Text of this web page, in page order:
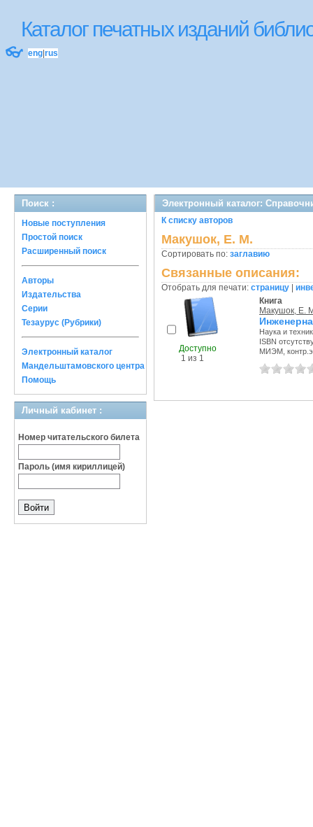
Каталог печатных изданий
👓 eng rus
Поиск :
Новые поступления
Простой поиск
Расширенный поиск
Авторы
Издательства
Серии
Тезаурус (Рубрики)
Электронный каталог
Мандельштамовского центра
Помощь
Личный кабинет :
Номер читательского билета
Пароль (имя кириллицей)
Электронный каталог:
К списку авторов
Макушок, Е. М.
Сортировать по: заглавию
Связанные описания:
Отобрать для печати: страницу
Доступно
1 из 1
Книга
Макушок, Е.
Наука и
ISBN
МИЭМ,